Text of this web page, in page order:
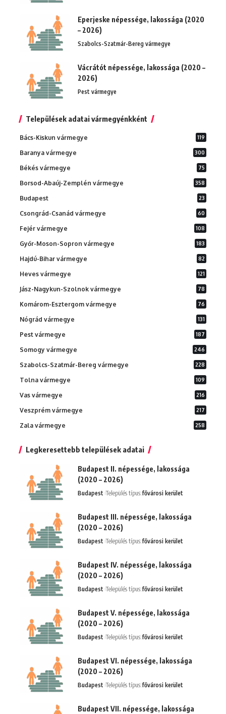
Eperjeske népessége, lakossága (2020
– 2026)
Szabolcs-Szatmár-Bereg vármegye
Vácrátót népessége, lakossága (2020 –
2026)
Pest vármegye
Települések adatai vármegyénkként
Bács-Kiskun vármegye 119
Baranya vármegye 300
Békés vármegye 75
Borsod-Abaúj-Zemplén vármegye 358
Budapest 23
Csongrád-Csanád vármegye 60
Fejér vármegye 108
Győr-Moson-Sopron vármegye 183
Hajdú-Bihar vármegye 82
Heves vármegye 121
Jász-Nagykun-Szolnok vármegye 78
Komárom-Esztergom vármegye 76
Nógrád vármegye 131
Pest vármegye 187
Somogy vármegye 246
Szabolcs-Szatmár-Bereg vármegye 228
Tolna vármegye 109
Vas vármegye 216
Veszprém vármegye 217
Zala vármegye 258
Legkeresettebb települések adatai
Budapest II. népessége, lakossága
(2020 – 2026)
Budapest Település típus:fővárosi kerület
Budapest III. népessége, lakossága
(2020 – 2026)
Budapest Település típus:fővárosi kerület
Budapest IV. népessége, lakossága
(2020 – 2026)
Budapest Település típus:fővárosi kerület
Budapest V. népessége, lakossága
(2020 – 2026)
Budapest Település típus:fővárosi kerület
Budapest VI. népessége, lakossága
(2020 – 2026)
Budapest Település típus:fővárosi kerület
Budapest VII. népessége, lakossága